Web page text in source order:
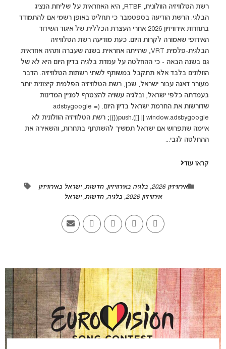
רשת הטלוויזיה הוולונית, RTBF, היא האחראית על שליחת הנציג
הבלגי. הרשת הודיעה בספטמבר כי תחליט באופן רשמי אם להתמודד
בתחרות אירוויזיון 2026 אחרי העצרת הכללית של איגוד השידור
האירופי שאמורה לקרות היום. כעת מודיעה רשת הטלוויזיה
הבלגית-פלמית VRT, שהייתה אחראית בשנה שעברה ותהיה אחראית
גם בשנה הבאה - כי ההחלטה על עמדת בלגיה בדיון היום היא לא של
הוולונים בלבד אלא תתקבל במשותף לשתי רשתות הטלוויזיה. הדבר
מעורר דאגה עבור ישראל, שכן, רשת הטלוויזיה הפלמית קיצונית יותר
בעמדתה כלפי ישראל, ובלגיה עשויה להצטרף למניין המדינות
שדורשות את החרמת ישראל בדיון היום. (adsbygoogle =
window.adsbygoogle || []).push({}); רשת הטלוויזיה הוולונית לא
איימה שתפרוש אם ישראל תמשיך להשתתף בתחרות, והשאירה את
ההחלטה לגבי...
קראו עוד
אירוויזיון 2026 ,בלגיה באירוויזיון,חדשות,ישראל באירוויזיון
אירוויזיון 2026
,בלגיה,חדשות,ישראל